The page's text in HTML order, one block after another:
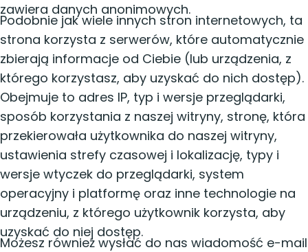
zawiera danych anonimowych.
Podobnie jak wiele innych stron internetowych, ta
strona korzysta z serwerów, które automatycznie
zbierają informacje od Ciebie (lub urządzenia, z
którego korzystasz, aby uzyskać do nich dostęp).
Obejmuje to adres IP, typ i wersje przeglądarki,
sposób korzystania z naszej witryny, stronę, która
przekierowała użytkownika do naszej witryny,
ustawienia strefy czasowej i lokalizację, typy i
wersje wtyczek do przeglądarki, system
operacyjny i platformę oraz inne technologie na
urządzeniu, z którego użytkownik korzysta, aby
uzyskać do niej dostęp.
Możesz również wysłać do nas wiadomość e-mail